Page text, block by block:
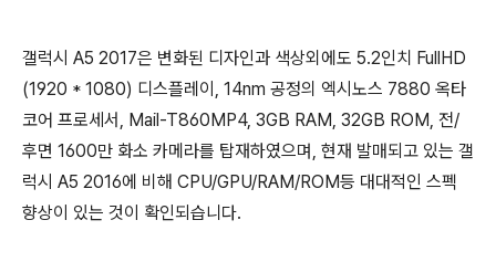
갤럭시 A5 2017은 변화된 디자인과 색상외에도 5.2인치 FullHD
(1920 * 1080) 디스플레이, 14nm 공정의 엑시노스 7880 옥타
코어 프로세서, Mail-T860MP4, 3GB RAM, 32GB ROM, 전/
후면 1600만 화소 카메라를 탑재하였으며, 현재 발매되고 있는 갤
럭시 A5 2016에 비해 CPU/GPU/RAM/ROM등 대대적인 스펙
향상이 있는 것이 확인되습니다.